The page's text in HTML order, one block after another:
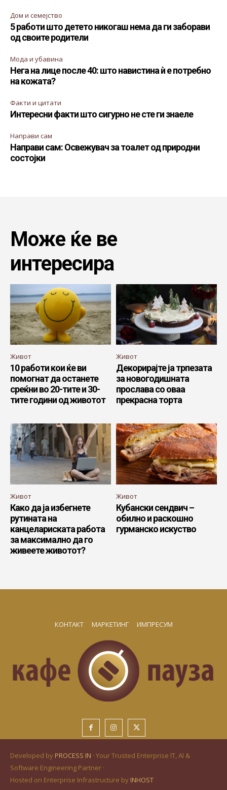
Дом и семејство
5 работи што детето никогаш нема да ги заборави
од своите родители
Мода и убавина
Нега на лице после 40: што навистина ѝ е потребно
на кожата?
Факти и цитати
Интересни факти што сигурно не сте ги знаеле
Направи сам
Направи сам: Освежувач за тоалет од природни
состојки
Може ќе ве
интересира
Живот
10 работи кои ќе ви
помогнат да останете
среќни во 20-тите и 30-
тите години од животот
Живот
Декорирајте ја трпезата
за новогодишната
прослава со оваа
прекрасна торта
Живот
Како да ја избегнете
рутината на
канцелариската работа
за максимално да го
живеете животот?
Живот
Кубански сендвич –
обилно и раскошно
гурманско искуство
КОНТАКТ МАРКЕТИНГ ИМПРЕСУМ
Developed by PROCESS IN · Your Trusted Enterprise IT, AI &
Software Engineering Partner ·
Hosted on Enterprise Infrastructure by INHOST